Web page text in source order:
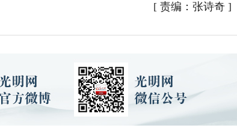
[ 责编：张诗奇 ]